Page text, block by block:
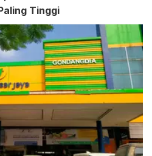
Tinggi